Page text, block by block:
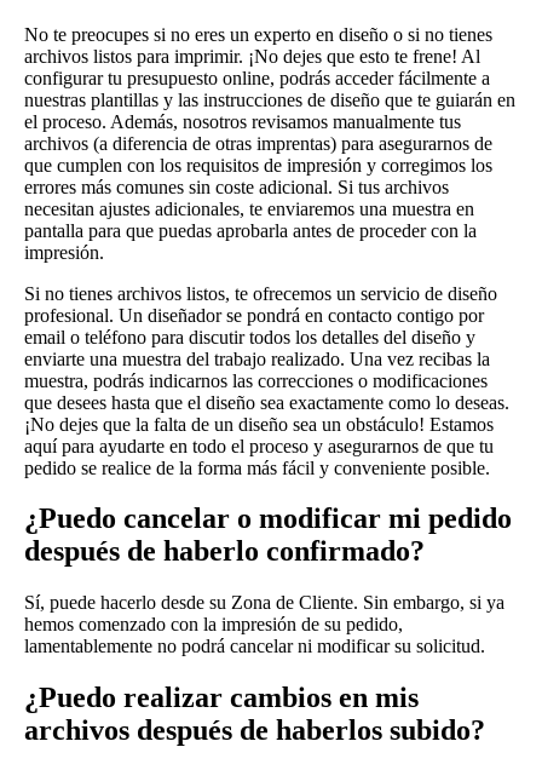
No te preocupes si no eres un experto en diseño o si no tienes
archivos listos para imprimir. ¡No dejes que esto te frene! Al
configurar tu presupuesto online, podrás acceder fácilmente a
nuestras plantillas y las instrucciones de diseño que te guiarán en
el proceso. Además, nosotros revisamos manualmente tus
archivos (a diferencia de otras imprentas) para asegurarnos de
que cumplen con los requisitos de impresión y corregimos los
errores más comunes sin coste adicional. Si tus archivos
necesitan ajustes adicionales, te enviaremos una muestra en
pantalla para que puedas aprobarla antes de proceder con la
impresión.
Si no tienes archivos listos, te ofrecemos un servicio de diseño
profesional. Un diseñador se pondrá en contacto contigo por
email o teléfono para discutir todos los detalles del diseño y
enviarte una muestra del trabajo realizado. Una vez recibas la
muestra, podrás indicarnos las correcciones o modificaciones
que desees hasta que el diseño sea exactamente como lo deseas.
¡No dejes que la falta de un diseño sea un obstáculo! Estamos
aquí para ayudarte en todo el proceso y asegurarnos de que tu
pedido se realice de la forma más fácil y conveniente posible.
¿Puedo cancelar o modificar mi pedido
después de haberlo confirmado?
Sí, puede hacerlo desde su Zona de Cliente. Sin embargo, si ya
hemos comenzado con la impresión de su pedido,
lamentablemente no podrá cancelar ni modificar su solicitud.
¿Puedo realizar cambios en mis
archivos después de haberlos subido?